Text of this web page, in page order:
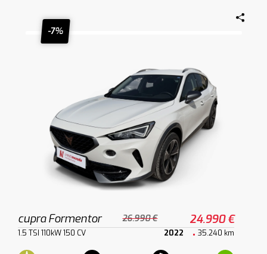
-7%
cupra Formentor 26.990 € 24.990 €
1.5 TSI 110kW 150 CV 2022 35.240 km